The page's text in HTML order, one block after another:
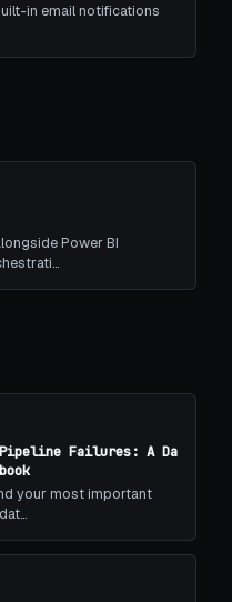
in email notifications
Power BI
Failures: A Da
your most important